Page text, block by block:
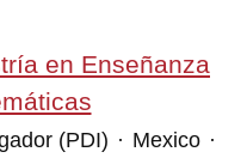
en Enseñanza
(PDI) · Mexico ·